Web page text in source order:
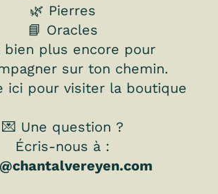
🌿 Pierres
📘 Oracles
plus encore pour
sur ton chemin.
ici pour visiter la boutique
💌 Une question ?
Écris-nous à :